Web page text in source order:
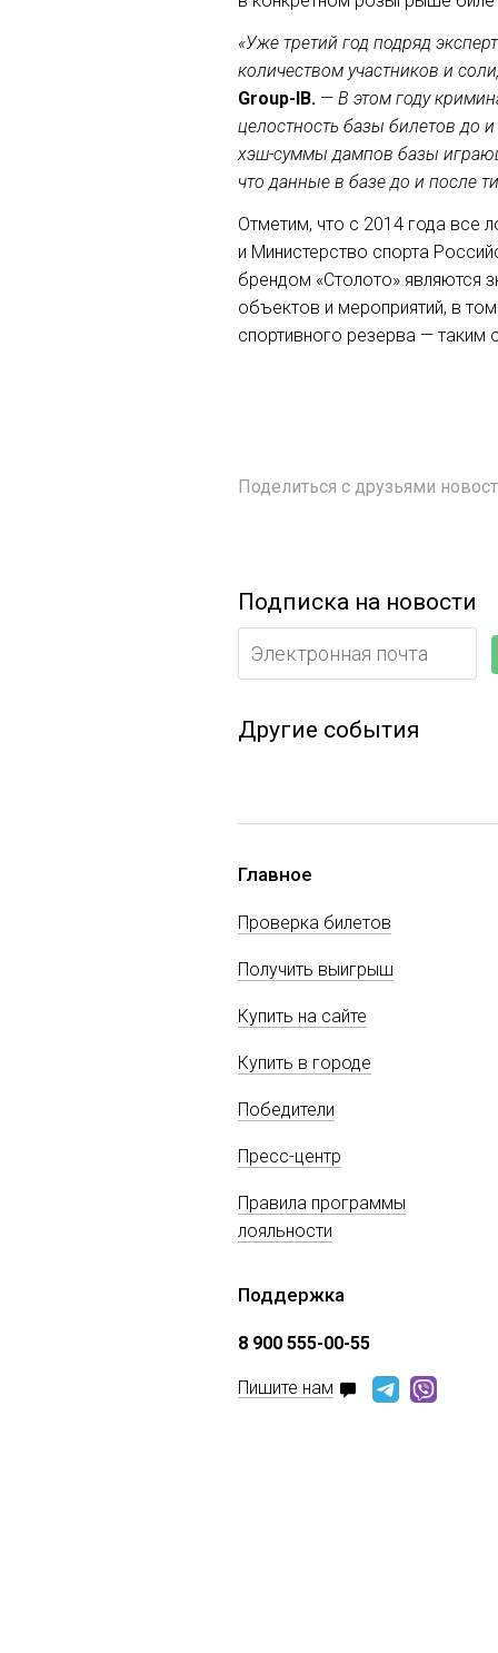
«Уже третий год подряд
количеством участников и
Group-IB. — В этом году
целостность базы билетов до
хэш-суммы дампов базы
что данные в базе до и после
Отметим, что с 2014 года все
и Министерство спорта
брендом «Столото» являются
объектов и мероприятий, в
спортивного резерва — таким
Поделиться с друзьями
Подписка на новости
Другие события
Главное
Проверка билетов
Получить выигрыш
Купить на сайте
Купить в городе
Победители
Пресс-центр
Правила программы
лояльности
Поддержка
8 900 555-00-55
Пишите нам